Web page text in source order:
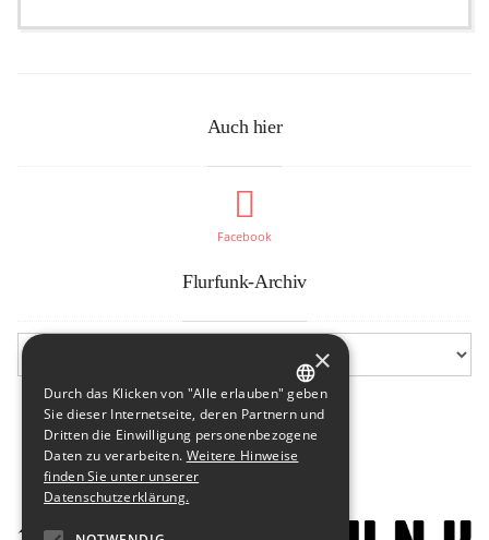
Auch hier
Facebook
Flurfunk-Archiv
GERMAN
ENGLISH
×
Durch das Klicken von "Alle erlauben" geben
Sie dieser Internetseite, deren Partnern und
Dritten die Einwilligung personenbezogene
Daten zu verarbeiten. Weitere Hinweise
finden Sie unter unserer
Datenschutzerklärung.